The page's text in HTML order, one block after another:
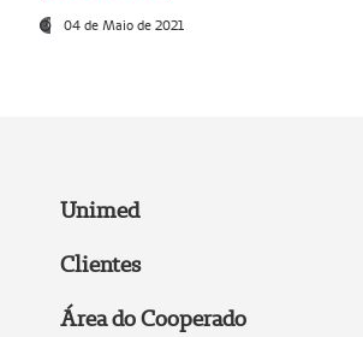
04 de Maio de 2021
Unimed
Clientes
Área do Cooperado